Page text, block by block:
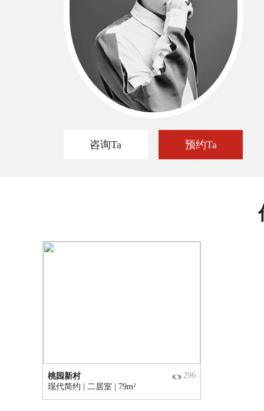
咨询Ta 预约Ta
桃园新村
现代简约 | 二居室 | 79m²
296